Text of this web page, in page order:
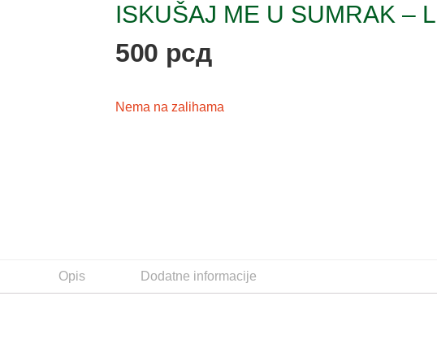
ISKUŠAJ ME U SUMRAK –
500 рсд
Nema na zalihama
Opis Dodatne informacije